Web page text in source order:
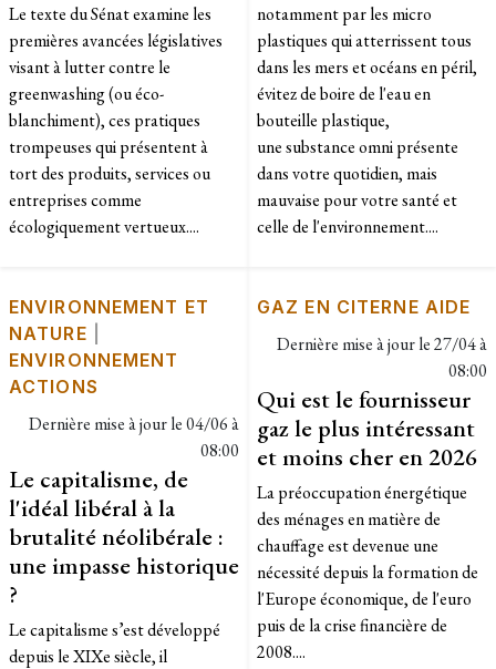
Le texte du Sénat examine les
premières avancées législatives
visant à lutter contre le
greenwashing (ou éco-
blanchiment), ces pratiques
trompeuses qui présentent à
tort des produits, services ou
entreprises comme
écologiquement vertueux....
notamment par les micro
plastiques qui atterrissent tous
dans les mers et océans en péril,
évitez de boire de l'eau en
bouteille plastique,
une substance omni présente
dans votre quotidien, mais
mauvaise pour votre santé et
celle de l'environnement....
ENVIRONNEMENT ET
NATURE
ENVIRONNEMENT
ACTIONS
Dernière mise à jour le04/06 à
08:00
Le capitalisme, de
l'idéal libéral à la
brutalité néolibérale :
une impasse historique
?
Le capitalisme s’est développé
depuis le XIXe siècle, il
GAZ EN CITERNE AIDE
Dernière mise à jour le27/04 à
08:00
Qui est le fournisseur
gaz le plus intéressant
et moins cher en 2026
La préoccupation énergétique
des ménages en matière de
chauffage est devenue une
nécessité depuis la formation de
l'Europe économique, de l'euro
puis de la crise financière de
2008....